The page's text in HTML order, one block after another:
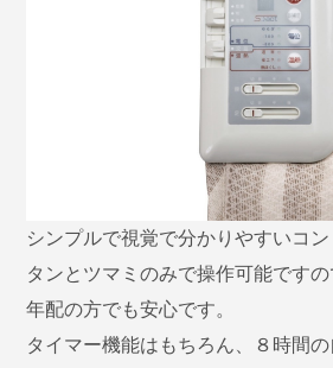
シンプルで視覚で分かりやすいコン
タンとツマミのみで操作可能です
年配の方でも安心です。
タイマー機能はもちろん、８時間